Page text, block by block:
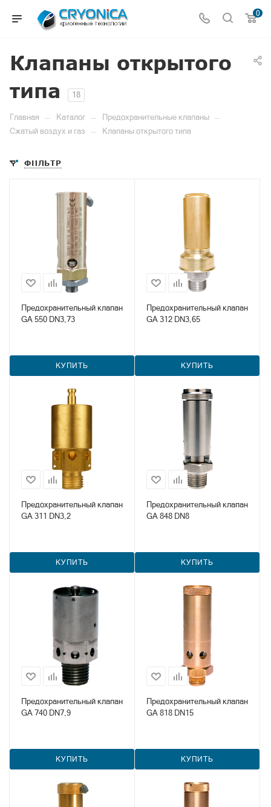
0
Клапаны открытого
типа
18
Главная — Каталог — Предохранительные клапаны —
Сжатый воздух и газ — Клапаны открытого типа
ФИЛЬТР
Предохранительный клапан
GA 550 DN3,73
КУПИТЬ
Предохранительный клапан
GA 312 DN3,65
КУПИТЬ
Предохранительный клапан
GA 311 DN3,2
КУПИТЬ
Предохранительный клапан
GA 848 DN8
КУПИТЬ
Предохранительный клапан
GA 740 DN7,9
КУПИТЬ
Предохранительный клапан
GA 818 DN15
КУПИТЬ